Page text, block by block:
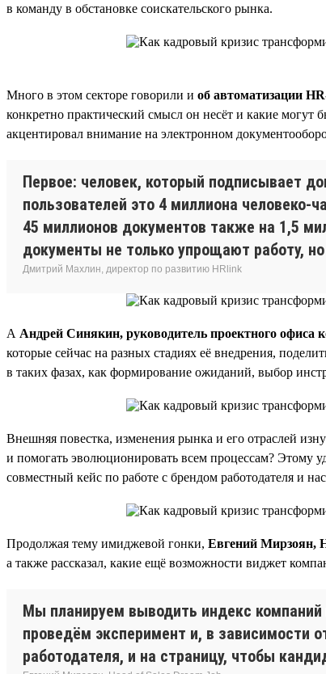
в команду в обстановке соискательского рынка.
Много в этом секторе говорили и об автоматизации
конкретно практический смысл он несёт и какие
акцентировал внимание на электронном
Первое: человек, который подписывает
пользователей это 4 миллиона
45 миллионов документов также на 1,5
документы не только упрощают работу,
Дмитрий Махлин, директор по развитию HRlink
А Андрей Синякин, руководитель проектного офиса
которые сейчас на разных стадиях её внедрения,
в таких фазах, как формирование ожиданий, выбор
Внешняя повестка, изменения рынка и его отраслей
и помогать эволюционировать всем процессам? Этому
совместный кейс по работе с брендом работодателя и
Продолжая тему имиджевой гонки, Евгений Мирзоян,
а также рассказал, какие ещё возможности виджет
Мы планируем выводить индекс
проведём эксперимент и, в зависимости
работодателя, и на страницу, чтобы